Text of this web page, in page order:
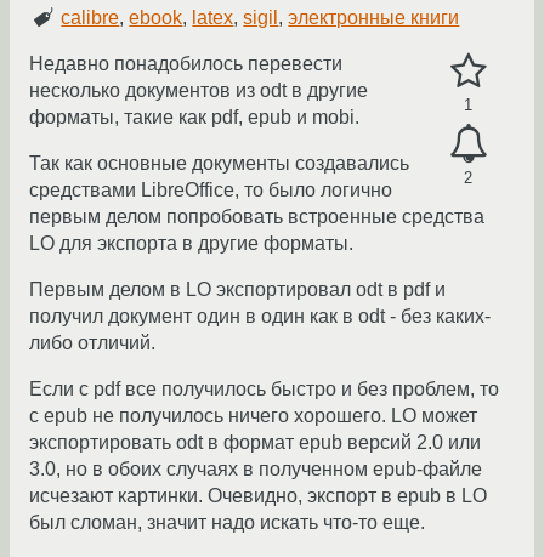
calibre,ebook, latex,sigil ,электронные книги
1
2
Недавно понадобилось перевести
несколько документов из odt в другие
форматы, такие как pdf, epub и mobi.
Так как основные документы создавались
средствами LibreOffice, то было логично
первым делом попробовать встроенные средства
LO для экспорта в другие форматы.
Первым делом в LO экспортировал odt в pdf и
получил документ один в один как в odt - без каких-
либо отличий.
Если с pdf все получилось быстро и без проблем, то
с epub не получилось ничего хорошего. LO может
экспортировать odt в формат epub версий 2.0 или
3.0, но в обоих случаях в полученном epub-файле
исчезают картинки. Очевидно, экспорт в epub в LO
был сломан, значит надо искать что-то еще.